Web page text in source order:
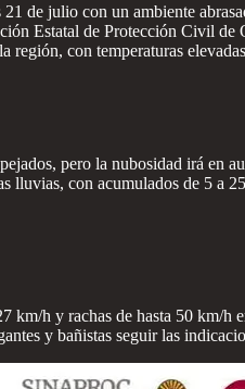
de julio con un ambiente
Estatal de Protección Civil de
región, con temperaturas
pero la nubosidad irá en
con acumulados de 5 a
km/h y rachas de hasta 50 km/h
y bañistas seguir las